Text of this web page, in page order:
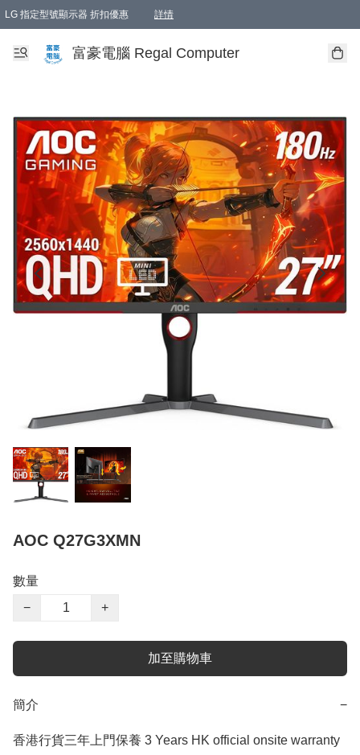
LG 指定型號顯示器 折扣優惠 詳情
富豪電腦 Regal Computer
AOC Q27G3XMN
數量
−
+
加至購物車
簡介 −
香港行貨三年上門保養 3 Years HK official onsite warranty